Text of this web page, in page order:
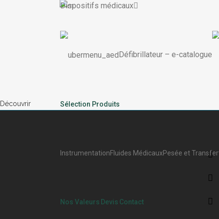
Dispositifs médicaux
Défibrillateur – e-catalogue
Sélection Produits
InstrumentationFluides MédicauxPesée et
Nos Valeurs Devis Contact
Découvrir